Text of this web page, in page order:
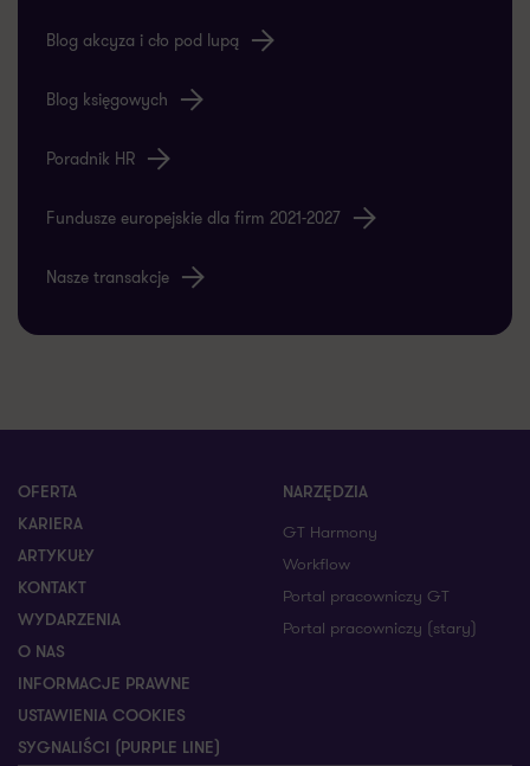
Blog akcyza i cło pod lupą
Blog księgowych
Poradnik HR
Fundusze europejskie dla firm 2021-2027
Nasze transakcje
OFERTA
KARIERA
ARTYKUŁY
KONTAKT
WYDARZENIA
O NAS
INFORMACJE PRAWNE
USTAWIENIA COOKIES
SYGNALIŚCI (PURPLE LINE)
NARZĘDZIA
GT Harmony
Workflow
Portal pracowniczy GT
Portal pracowniczy (stary)